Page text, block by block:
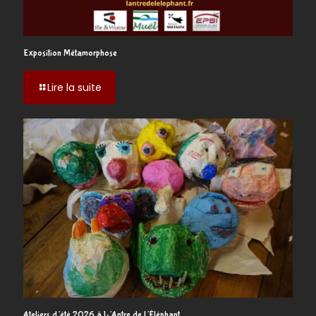
Exposition Métamorphose
Lire la suite
Métamorphose